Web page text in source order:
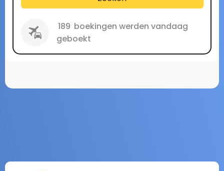
189 boekingen werden vandaag
geboekt